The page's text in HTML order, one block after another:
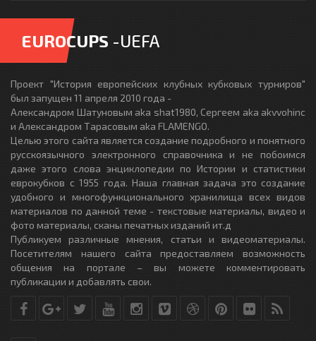
EUROCUPS -UEFA
Проект "История европейских клубных кубковых турниров"
был запущен 11 апреля 2010 года -
Александром Шатуновым aka shat1980, Сергеем aka akvvohinc
и Александром Тарасовым aka FLAMENGO.
Целью этого сайта является создание подробного и понятного
русскоязычного электронного справочника и не побоимся
даже этого слова энциклопедии по Истории и статистики
еврокубков с 1955 года. Наша главная задача это создание
удобного и многофункционального хранилища всех видов
материалов по данной теме - текстовые материалы, видео и
фото материалы, сканы печатных изданий ит.д
Публикуем различные мнения, статьи и видеоматериалы.
Посетителям нашего сайта предоставляем возможность
общения на портале – вы можете комментировать
публикации и добавлять свои.